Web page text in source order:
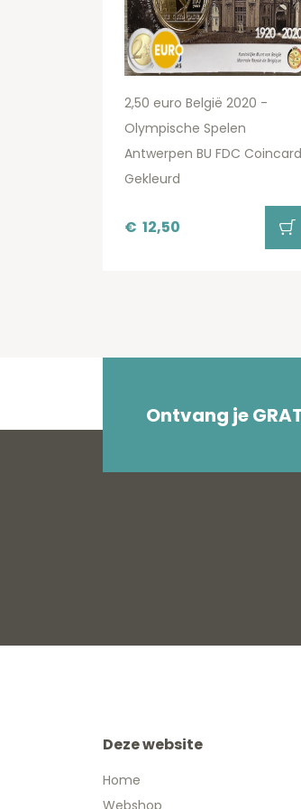
2,50 euro België 2020 -
Olympische Spelen
Antwerpen BU FDC Coincard
Gekleurd
€ 12,50
Ontvang je
Deze website
Home